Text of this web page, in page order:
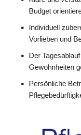
Budget
Individuell
Vorlieben und
Der
Gewohnheiten
Persönliche